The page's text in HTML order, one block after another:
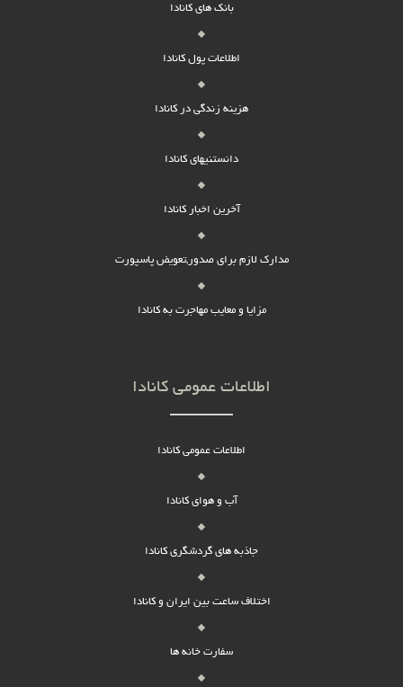
بانک های کانادا
اطلاعات پول کانادا
هزینه زندگی در کانادا
دانستنیهای کانادا
آخرین اخبار کانادا
مدارک لازم برای صدور,تعویض پاسپورت
مزایا و معایب مهاجرت به کانادا
اطلاعات عمومی کانادا
اطلاعات عمومی کانادا
آب و هوای کانادا
جاذبه های گردشگری کانادا
اختلاف ساعت بین ایران و کانادا
سفارت خانه ها